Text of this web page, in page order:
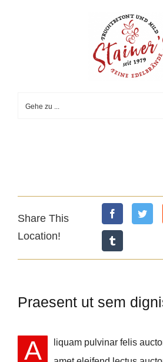
Gehe zu ...
Share This
Location!
Praesent ut sem
A
liquam pulvinar felis